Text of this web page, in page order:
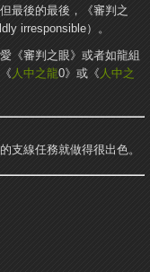
最後的最後，《審判之
irresponsible）。
《審判之眼》或者如龍組
人中之龍0》或《 人中之
支線任務就做得很出色。